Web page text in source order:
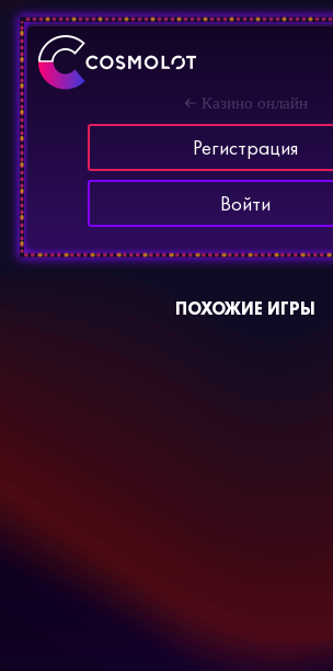
Казино онлайн
Регистрация
Войти
ПОХОЖИЕ ИГРЫ